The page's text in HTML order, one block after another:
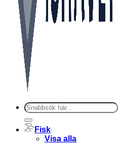
Sök
efter:
Fisk
Visa alla